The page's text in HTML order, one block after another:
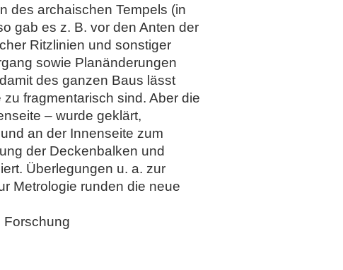
des archaischen Tempels (in
gab es z. B. vor den Anten der
Ritzlinien und sonstiger
sowie Planänderungen
des ganzen Baus lässt
fragmentarisch sind. Aber die
– wurde geklärt,
an der Innenseite zum
der Deckenbalken und
Überlegungen u. a. zur
Metrologie runden die neue
Forschung